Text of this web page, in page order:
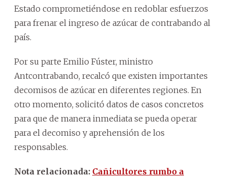
Estado comprometiéndose en redoblar esfuerzos
para frenar el ingreso de azúcar de contrabando al
país.
Por su parte Emilio Fúster, ministro
Antcontrabando, recalcó que existen importantes
decomisos de azúcar en diferentes regiones. En
otro momento, solicitó datos de casos concretos
para que de manera inmediata se pueda operar
para el decomiso y aprehensión de los
responsables.
Nota relacionada: Cañicultores rumbo a